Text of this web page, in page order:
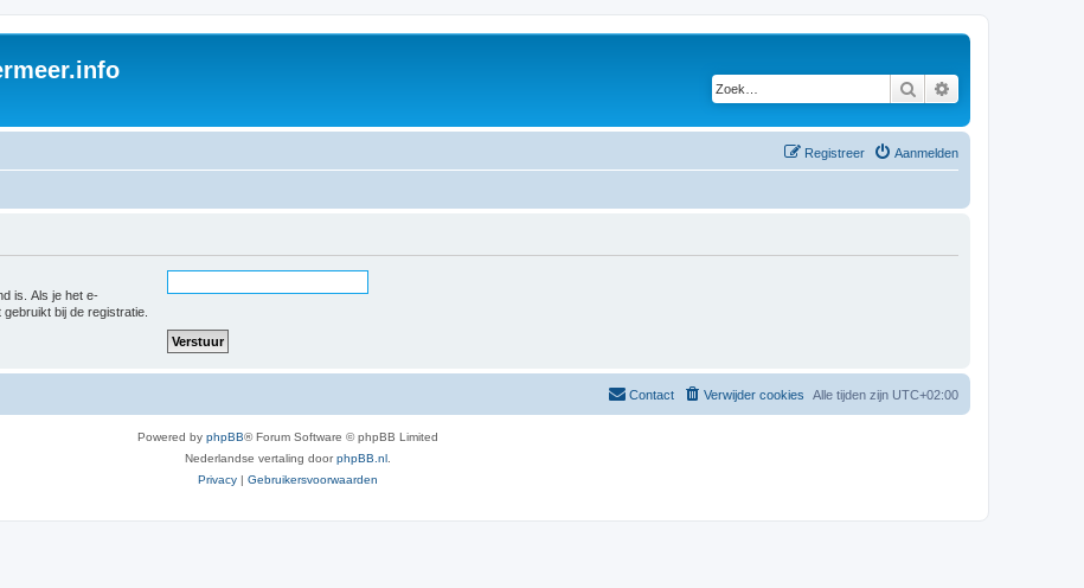
Zoek
Aanmelden
Registreer
is. Als je het e-
bij de registratie.
Alle tijden zijn UTC+02:00
Verwijder cookies
Contact
Powered by phpBB® Forum Software © phpBB Limited
Nederlandse vertaling doorphpBB.nl
Privacy | Gebruikersvoorwaarden